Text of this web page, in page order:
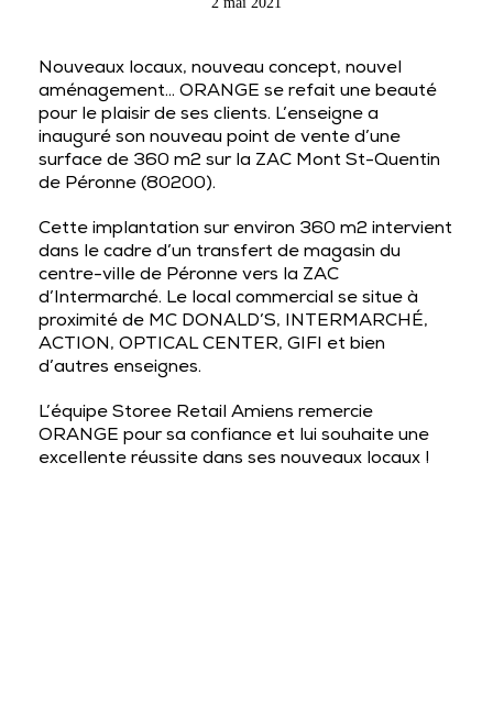
Nouveaux locaux, nouveau concept, nouvel
aménagement… ORANGE se refait une beauté
pour le plaisir de ses clients. L’enseigne a
inauguré son nouveau point de vente d’une
surface de 360 m2 sur la ZAC Mont St-Quentin
de Péronne (80200).
Cette implantation sur environ 360 m2 intervient
dans le cadre d’un transfert de magasin du
centre-ville de Péronne vers la ZAC
d’Intermarché. Le local commercial se situe à
proximité de MC DONALD’S, INTERMARCHÉ,
ACTION, OPTICAL CENTER, GIFI et bien
d’autres enseignes.
L’équipe Storee Retail Amiens remercie
ORANGE pour sa confiance et lui souhaite une
excellente réussite dans ses nouveaux locaux !